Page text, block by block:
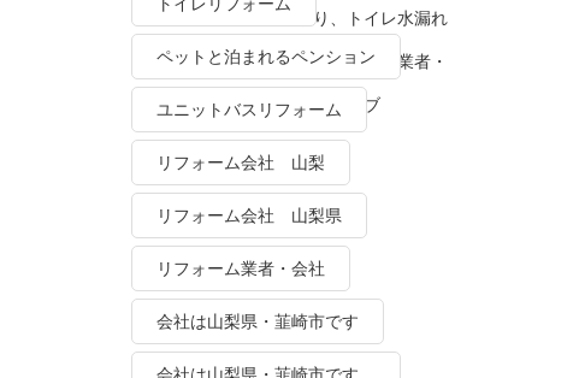
事・販売 トイレつまり、トイレ水漏れ
水栓金具修理・交換 リフォーム業者・
会社 ＴＯＴＯリモデルクラブ
ペットと泊まれるペンション
ユニットバスリフォーム
リフォーム会社 山梨
リフォーム会社 山梨県
リフォーム業者・会社
会社は山梨県・韮崎市です